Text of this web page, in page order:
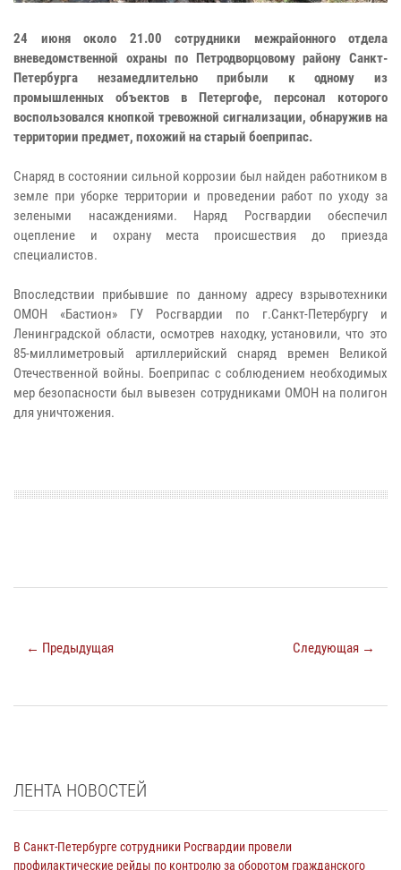
24 июня около 21.00 сотрудники межрайонного отдела
вневедомственной охраны по Петродворцовому району Санкт-
Петербурга незамедлительно прибыли к одному из
промышленных объектов в Петергофе, персонал которого
воспользовался кнопкой тревожной сигнализации, обнаружив на
территории предмет, похожий на старый боеприпас.
Снаряд в состоянии сильной коррозии был найден работником в
земле при уборке территории и проведении работ по уходу за
зелеными насаждениями. Наряд Росгвардии обеспечил
оцепление и охрану места происшествия до приезда
специалистов.
Впоследствии прибывшие по данному адресу взрывотехники
ОМОН «Бастион» ГУ Росгвардии по г.Санкт-Петербургу и
Ленинградской области, осмотрев находку, установили, что это
85-миллиметровый артиллерийский снаряд времен Великой
Отечественной войны. Боеприпас с соблюдением необходимых
мер безопасности был вывезен сотрудниками ОМОН на полигон
для уничтожения.
← Предыдущая Следующая →
ЛЕНТА НОВОСТЕЙ
В Санкт-Петербурге сотрудники Росгвардии провели
профилактические рейды по контролю за оборотом гражданского